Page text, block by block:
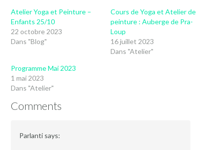
Atelier Yoga et Peinture –
Enfants 25/10
22 octobre 2023
Dans "Blog"
Cours de Yoga et Atelier de
peinture : Auberge de Pra-
Loup
16 juillet 2023
Dans "Atelier"
Programme Mai 2023
1 mai 2023
Dans "Atelier"
Comments
Parlanti says: